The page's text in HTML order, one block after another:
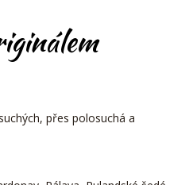
přes polosuchá a